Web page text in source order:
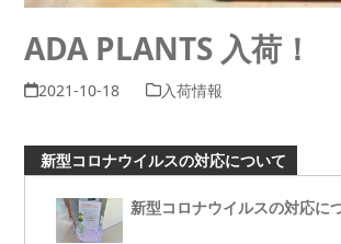
ADA PLANTS 入荷！
2021-10-18 入荷情報
新型コロナウイルスの対応について
新型コロナウイルスの対応に